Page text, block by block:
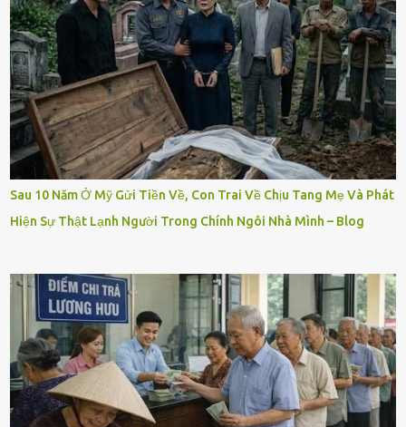
Sau 10 Năm Ở Mỹ Gửi Tiền Về, Con Trai Về Chịu Tang Mẹ Và Phát
Hiện Sự Thật Lạnh Người Trong Chính Ngôi Nhà Mình – Blog